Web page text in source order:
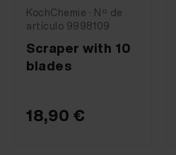
KochChemie · Nº de
artículo 9998109
Scraper with 10
blades
18,90 €